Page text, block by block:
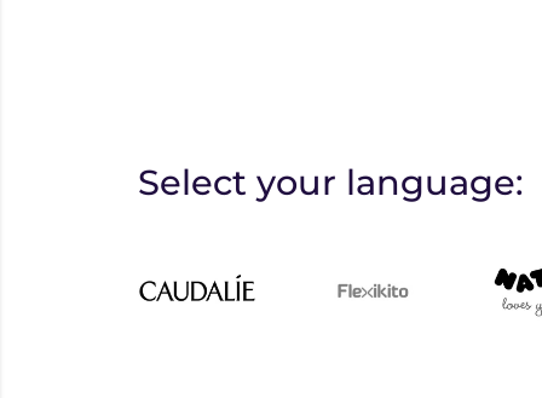
Select your language: